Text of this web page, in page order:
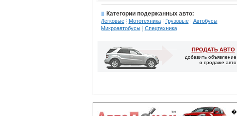
Категории подержанных авто:
Легковые Мототехника Грузовые
Автобусы
Микроавтобусы
Спецтехника
ПРОДАТЬ АВТО
добавить объявление
о продаже авто